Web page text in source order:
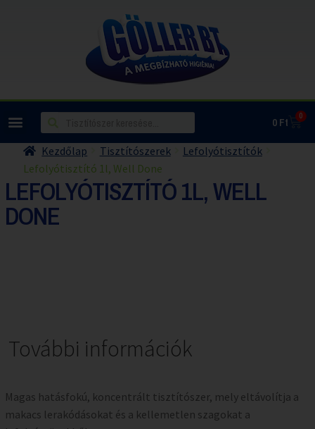
0Ft 0
Kezdőlap Tisztítószerek
Lefolyótisztítók
Lefolyótisztító 1l, Well Done
LEFOLYÓTISZTÍTÓ 1L, WELL
DONE
További információk
Magas hatásfokú, koncentrált tisztítószer, mely eltávolítja a
makacs lerakódásokat és a kellemetlen szagokat a